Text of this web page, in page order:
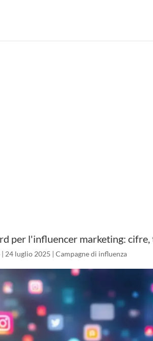
per l'influencer marketing:
| 24 luglio 2025 |Campagne di influenza